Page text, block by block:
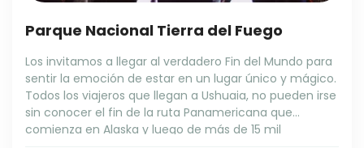
Parque Nacional Tierra del Fuego
Los invitamos a llegar al verdadero Fin del Mundo para
sentir la emoción de estar en un lugar único y mágico.
Todos los viajeros que llegan a Ushuaia, no pueden irse
sin conocer el fin de la ruta Panamericana que
comienza en Alaska y luego de más de 15 mil